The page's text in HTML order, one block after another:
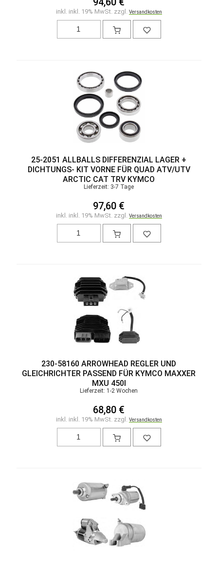
inkl. inkl. 19% MwSt. zzgl. Versandkosten
25-2051 ALLBALLS DIFFERENZIAL LAGER +
DICHTUNGS- KIT VORNE FÜR QUAD ATV/UTV
ARCTIC CAT TRV KYMCO
Lieferzeit: 3-7 Tage
97,60 €
inkl. inkl. 19% MwSt. zzgl. Versandkosten
230-58160 ARROWHEAD REGLER UND
GLEICHRICHTER PASSEND FÜR KYMCO MAXXER
MXU 450I
Lieferzeit: 1-2 Wochen
68,80 €
inkl. inkl. 19% MwSt. zzgl. Versandkosten